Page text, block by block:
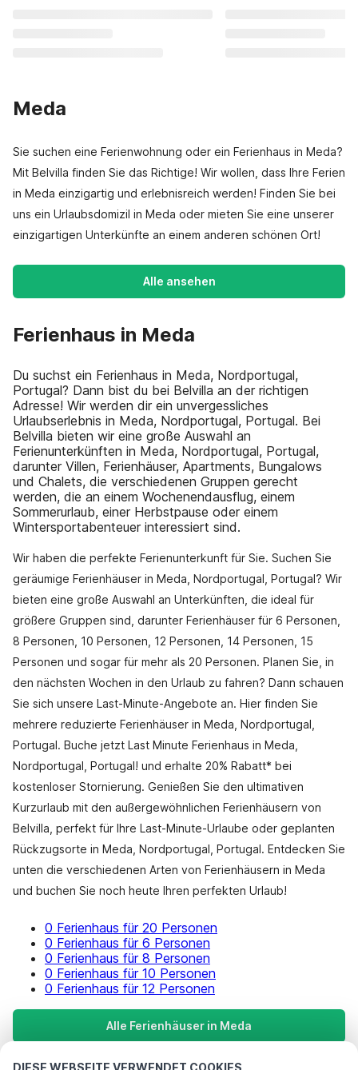
DIESE WEBSEITE VERWENDET COOKIES
Meda
Sie suchen eine Ferienwohnung oder ein Ferienhaus in Meda?
Mit Belvilla finden Sie das Richtige! Wir wollen, dass Ihre Ferien
in Meda einzigartig und erlebnisreich werden! Finden Sie bei
uns ein Urlaubsdomizil in Meda oder mieten Sie eine unserer
einzigartigen Unterkünfte an einem anderen schönen Ort!
Alle ansehen
Ferienhaus in Meda
Du suchst ein Ferienhaus in Meda, Nordportugal,
Portugal? Dann bist du bei Belvilla an der richtigen
Adresse! Wir werden dir ein unvergessliches
Urlaubserlebnis in Meda, Nordportugal, Portugal. Bei
Belvilla bieten wir eine große Auswahl an
Ferienunterkünften in Meda, Nordportugal, Portugal,
darunter Villen, Ferienhäuser, Apartments, Bungalows
und Chalets, die verschiedenen Gruppen gerecht
werden, die an einem Wochenendausflug, einem
Sommerurlaub, einer Herbstpause oder einem
Wintersportabenteuer interessiert sind.
Wir haben die perfekte Ferienunterkunft für Sie. Suchen Sie
geräumige Ferienhäuser in Meda, Nordportugal, Portugal? Wir
bieten eine große Auswahl an Unterkünften, die ideal für
größere Gruppen sind, darunter Ferienhäuser für 6 Personen,
8 Personen, 10 Personen, 12 Personen, 14 Personen, 15
Personen und sogar für mehr als 20 Personen. Planen Sie, in
den nächsten Wochen in den Urlaub zu fahren? Dann schauen
Sie sich unsere Last-Minute-Angebote an. Hier finden Sie
mehrere reduzierte Ferienhäuser in Meda, Nordportugal,
Portugal. Buche jetzt Last Minute Ferienhaus in Meda,
Nordportugal, Portugal! und erhalte 20% Rabatt* bei
kostenloser Stornierung. Genießen Sie den ultimativen
Kurzurlaub mit den außergewöhnlichen Ferienhäusern von
Belvilla, perfekt für Ihre Last-Minute-Urlaube oder geplanten
Rückzugsorte in Meda, Nordportugal, Portugal. Entdecken Sie
unten die verschiedenen Arten von Ferienhäusern in Meda
und buchen Sie noch heute Ihren perfekten Urlaub!
0 Ferienhaus für 20 Personen
0 Ferienhaus für 6 Personen
0 Ferienhaus für 8 Personen
0 Ferienhaus für 10 Personen
0 Ferienhaus für 12 Personen
Alle Ferienhäuser in Meda